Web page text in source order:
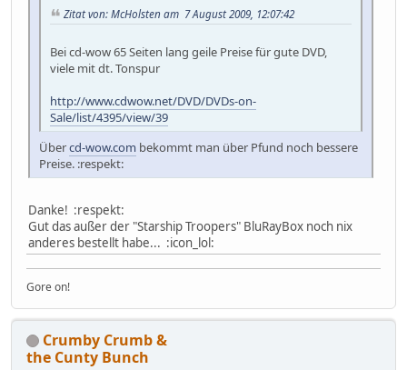
Zitat von: McHolsten am 7 August 2009, 12:07:42
Bei cd-wow 65 Seiten lang geile Preise für gute DVD,
viele mit dt. Tonspur
http://www.cdwow.net/DVD/DVDs-on-
Sale/list/4395/view/39
Übercd-wow.com bekommt man über Pfund noch bessere
Preise. :respekt:
Danke! :respekt:
Gut das außer der "Starship Troopers" BluRayBox noch nix
anderes bestellt habe... :icon_lol:
Gore on!
Crumby Crumb &
the Cunty Bunch